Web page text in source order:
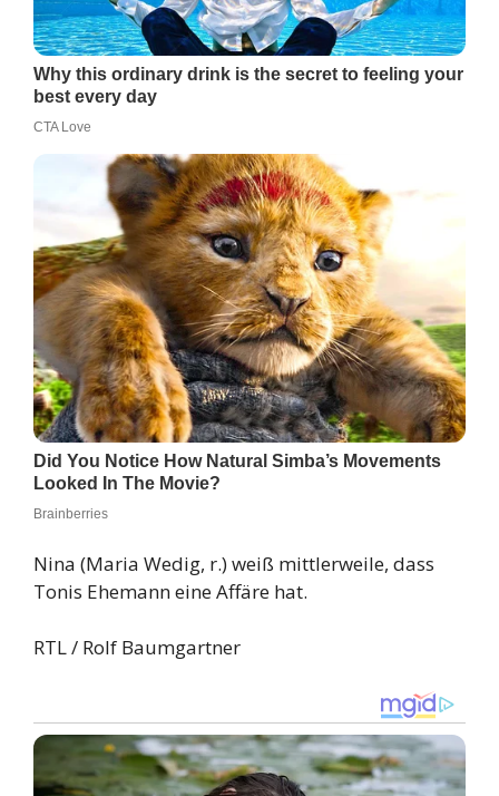
Nina (Maria Wedig, r.) weiß mittlerweile, dass
Tonis Ehemann eine Affäre hat.
RTL / Rolf Baumgartner